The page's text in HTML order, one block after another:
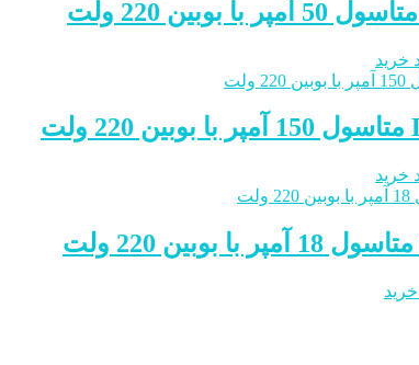
خرید
خرید